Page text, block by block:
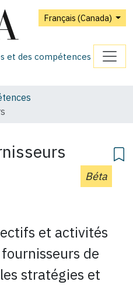
Français (Canada)
et des compétences
Béta
et activités
de
stratégies et